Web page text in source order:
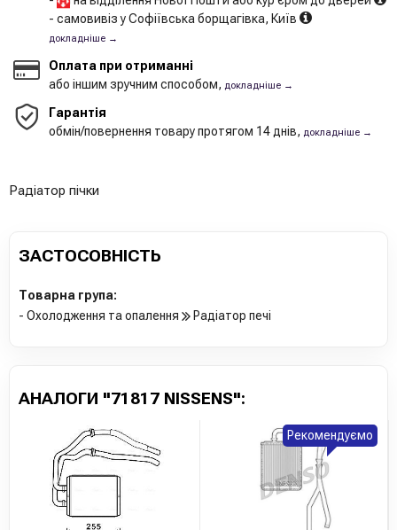
- самовивіз у Софіївська борщагівка, Київ
докладніше →
Оплата при отриманні
або іншим зручним способом, докладніше →
Гарантія
обмін/повернення товару протягом 14 днів, докладніше →
Радіатор пічки
ЗАСТОСОВНІСТЬ
Товарна група:
- Охолодження та опалення
Радіатор печі
АНАЛОГИ "71817 NISSENS":
Рекомендуємо